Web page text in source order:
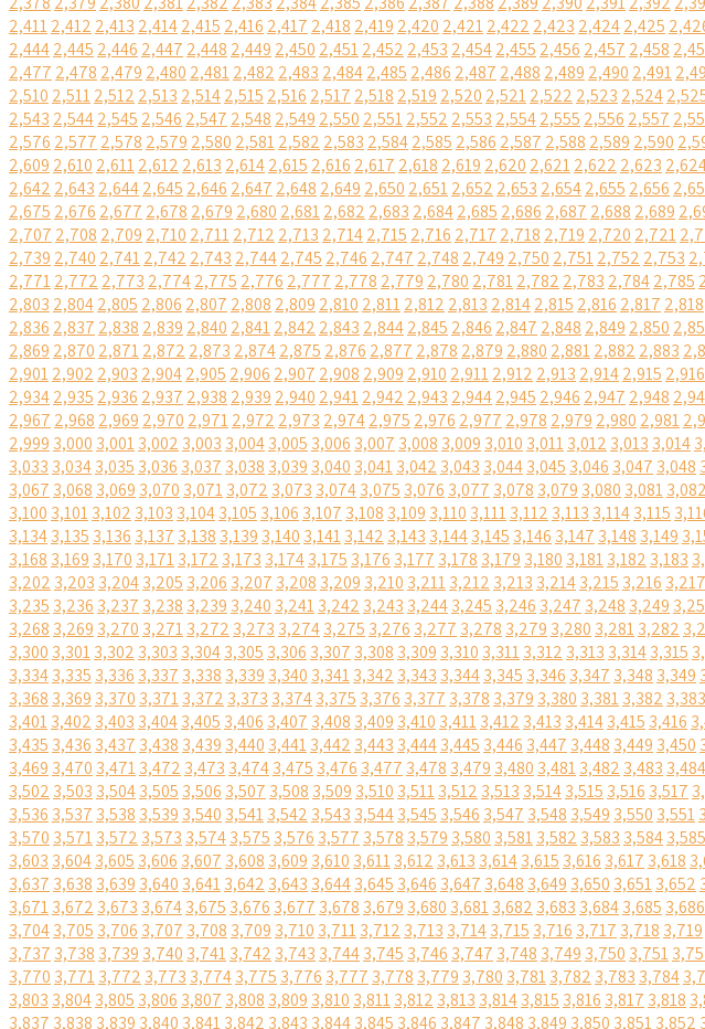
2,4112,412 2,413 2,4142,415 2,416 2,417 2,418 2,419 2,420 2,4212,422 2,423 2,4242,425
2,4442,445 2,446 2,447 2,448 2,449 2,450 2,4512,452 2,453 2,4542,455 2,456 2,457 2,458
2,477 2,478 2,479 2,480 2,4812,482 2,483 2,4842,485 2,486 2,487 2,488 2,489 2,490 2,491
2,510 2,5112,512 2,513 2,5142,515 2,516 2,517 2,518 2,519 2,520 2,5212,522 2,523 2,524
2,543 2,5442,545 2,546 2,547 2,548 2,549 2,550 2,5512,552 2,553 2,5542,555 2,556 2,557
2,576 2,577 2,578 2,579 2,580 2,5812,582 2,583 2,5842,585 2,586 2,587 2,588 2,589 2,590
2,609 2,610 2,6112,612 2,613 2,6142,615 2,616 2,617 2,618 2,619 2,620 2,6212,622 2,623
2,642 2,643 2,6442,645 2,646 2,647 2,648 2,649 2,650 2,6512,652 2,653 2,6542,655 2,656
2,675 2,676 2,677 2,678 2,679 2,680 2,6812,682 2,683 2,6842,685 2,686 2,687 2,688 2,689
2,707 2,708 2,709 2,710 2,7112,712 2,713 2,7142,715 2,716 2,717 2,718 2,719 2,720 2,721
2,739 2,740 2,7412,742 2,743 2,7442,745 2,746 2,747 2,748 2,749 2,750 2,7512,752 2,753
2,7712,772 2,773 2,7742,775 2,776 2,777 2,778 2,779 2,780 2,7812,782 2,783 2,7842,785
2,803 2,8042,805 2,806 2,807 2,808 2,809 2,810 2,8112,812 2,813 2,8142,815 2,816 2,817 2,818
2,836 2,837 2,838 2,839 2,840 2,8412,842 2,843 2,8442,845 2,846 2,847 2,848 2,849 2,850
2,869 2,870 2,8712,872 2,873 2,8742,875 2,876 2,877 2,878 2,879 2,880 2,8812,882 2,883
2,9012,902 2,903 2,9042,905 2,906 2,907 2,908 2,909 2,910 2,9112,912 2,913 2,9142,915 2,916
2,9342,935 2,936 2,937 2,938 2,939 2,940 2,9412,942 2,943 2,9442,945 2,946 2,947 2,948
2,967 2,968 2,969 2,970 2,9712,972 2,973 2,9742,975 2,976 2,977 2,978 2,979 2,980 2,981
2,999 3,000 3,0013,002 3,003 3,0043,005 3,006 3,007 3,008 3,009 3,010 3,0113,012 3,013 3,014
3,033 3,0343,035 3,036 3,037 3,038 3,039 3,040 3,0413,042 3,043 3,0443,045 3,046 3,047 3,048
3,067 3,068 3,069 3,070 3,0713,072 3,073 3,0743,075 3,076 3,077 3,078 3,079 3,080 3,0813,082
3,100 3,1013,102 3,103 3,1043,105 3,106 3,107 3,108 3,109 3,110 3,1113,112 3,113 3,1143,115
3,1343,135 3,136 3,137 3,138 3,139 3,140 3,1413,142 3,143 3,1443,145 3,146 3,147 3,148 3,149
3,168 3,169 3,170 3,1713,172 3,173 3,1743,175 3,176 3,177 3,178 3,179 3,180 3,1813,182 3,183
3,202 3,203 3,2043,205 3,206 3,207 3,208 3,209 3,210 3,2113,212 3,213 3,2143,215 3,216 3,217
3,235 3,236 3,237 3,238 3,239 3,240 3,2413,242 3,243 3,2443,245 3,246 3,247 3,248 3,249
3,268 3,269 3,270 3,2713,272 3,273 3,2743,275 3,276 3,277 3,278 3,279 3,280 3,2813,282
3,300 3,3013,302 3,303 3,3043,305 3,306 3,307 3,308 3,309 3,310 3,3113,312 3,313 3,3143,315
3,3343,335 3,336 3,337 3,338 3,339 3,340 3,3413,342 3,343 3,3443,345 3,346 3,347 3,348 3,349
3,368 3,369 3,370 3,3713,372 3,373 3,3743,375 3,376 3,377 3,378 3,379 3,380 3,3813,382 3,383
3,4013,402 3,403 3,4043,405 3,406 3,407 3,408 3,409 3,410 3,4113,412 3,413 3,4143,415 3,416
3,435 3,436 3,437 3,438 3,439 3,440 3,4413,442 3,443 3,4443,445 3,446 3,447 3,448 3,449 3,450
3,469 3,470 3,4713,472 3,473 3,4743,475 3,476 3,477 3,478 3,479 3,480 3,4813,482 3,483 3,484
3,502 3,503 3,5043,505 3,506 3,507 3,508 3,509 3,510 3,5113,512 3,513 3,5143,515 3,516 3,517
3,536 3,537 3,538 3,539 3,540 3,5413,542 3,543 3,5443,545 3,546 3,547 3,548 3,549 3,550 3,551
3,570 3,5713,572 3,573 3,5743,575 3,576 3,577 3,578 3,579 3,580 3,5813,582 3,583 3,5843,585
3,603 3,6043,605 3,606 3,607 3,608 3,609 3,610 3,6113,612 3,613 3,6143,615 3,616 3,617 3,618
3,637 3,638 3,639 3,640 3,6413,642 3,643 3,6443,645 3,646 3,647 3,648 3,649 3,650 3,6513,652
3,6713,672 3,673 3,6743,675 3,676 3,677 3,678 3,679 3,680 3,6813,682 3,683 3,6843,685 3,686
3,7043,705 3,706 3,707 3,708 3,709 3,710 3,7113,712 3,713 3,7143,715 3,716 3,717 3,718 3,719
3,737 3,738 3,739 3,740 3,7413,742 3,743 3,7443,745 3,746 3,747 3,748 3,749 3,750 3,751
3,770 3,7713,772 3,773 3,7743,775 3,776 3,777 3,778 3,779 3,780 3,7813,782 3,783 3,784
3,803 3,8043,805 3,806 3,807 3,808 3,809 3,810 3,8113,812 3,813 3,8143,815 3,816 3,817 3,818
3,837 3,838 3,839 3,840 3,8413,842 3,843 3,8443,845 3,846 3,847 3,848 3,849 3,850 3,8513,852